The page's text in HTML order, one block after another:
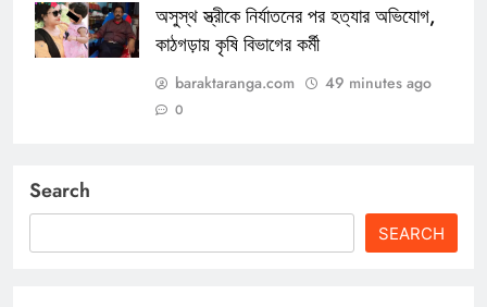
অসুস্থ স্ত্রীকে নির্যাতনের পর হত্যার অভিযোগ,
কাঠগড়ায় কৃষি বিভাগের কর্মী
baraktaranga.com 49 minutes ago
0
Search
SEARCH